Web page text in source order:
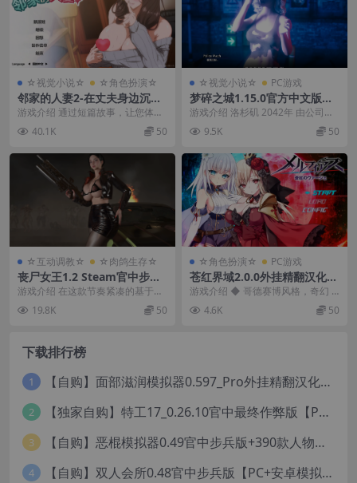
☆视觉小说☆ ☆角色扮演☆
邻家的人妻2-在丈夫身边沉迷
于中出1.06官中步兵版【PC
+安卓模拟器+日系精品SLG/互
动调教NTL+3部动画前传】
游戏介绍 通过短篇故事，让您体验
心跳加速、充满背德感的氛围。 H
场景全程采用动...
40.1K 50
☆视觉小说☆ PC游戏
梦碎之城1.15.0官方中文版
【PC+安卓+画廊+作弊MO
D】/破碎的梦之城/梦想破碎
之城/碎梦之城/City of Broke
G】
游戏介绍 洛杉矶 2042年 由公司统
治的城市 由精英统治的城市 这座城
市是美国...
9.5K 50
☆互动调教☆ ☆肉鸽生存☆
丧尸女王1.2 Steam官中步兵
版【PC+安卓模拟器+3D动作A
CT/异种J/僵尸互动】/Zombi
e Queen【4.67G】
游戏介绍 在这款节奏紧凑的基于波
浪模式的射击游戏中，勇敢地对抗1
00波规模庞大的...
19.8K 50
☆角色扮演☆ PC游戏
苍红界域2.0.0外挂精翻汉化版
【PC+安卓模拟器+日系RPG/
NTR】/MELFIAS【6.8G】
游戏介绍 ◆ 哥德赛博风格，奇幻 R
PG 冒险！ ◆ 这个世界由高等吸血
鬼『达克...
4.6K 50
下载排行榜
1 【自购】面部滋润模拟器0.597_Pro外挂精翻汉化版+114款人物MOD【PC+安卓模拟器+3D互动SLG/神级建模/独家定制资源/扶她】/True Facials Pro【12G】
2 【独家自购】特工17_0.26.10官中最终作弊版【PC+安卓+亚洲神作SLG/步兵/NTR+赞助码+旧版存档+画廊】/Agent 17【6.25G】
3 【自购】恶棍模拟器0.49官中步兵版+390款人物卡【PC+安卓模拟器+3D互动调教/捏人变装+作弊器汉化】/坏蛋模拟器/The Villain Simulator【19.5G】
4 【自购】双人会所0.48官中步兵版【PC+安卓模拟器+大型3D互动/精品沙盒/变装捏脸】 /一起回家吧/Home Together【12.6G】